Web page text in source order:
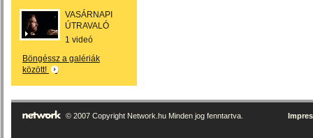
VASÁRNAPI
ÚTRAVALÓ
1 videó
Böngéssz a galériák
között!
© 2007 Copyright Network.hu Minden jog fenntartva.